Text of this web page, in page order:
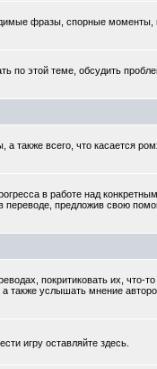
фразы, спорные моменты,
по этой теме, обсудить
также всего, что касается
в работе над
переводе, предложив свою
покритиковать их, что-
также услышать мнение
игру оставляйте здесь.